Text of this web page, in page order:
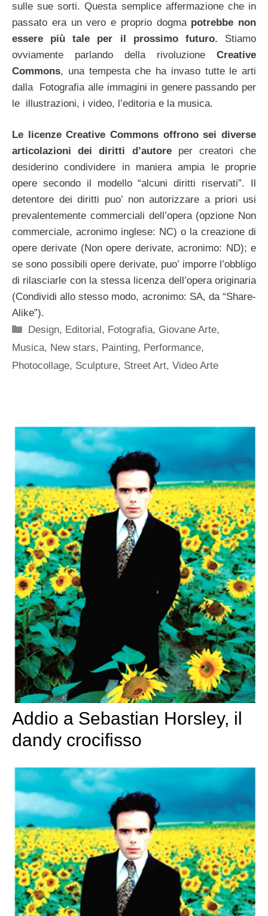
sulle sue sorti. Questa semplice affermazione che in
passato era un vero e proprio dogma potrebbe non
essere più tale per il prossimo futuro. Stiamo
ovviamente parlando della rivoluzione Creative
Commons, una tempesta che ha invaso tutte le arti
dalla Fotografia alle immagini in genere passando per
le illustrazioni, i video, l’editoria e la musica.
Le licenze Creative Commons offrono sei diverse
articolazioni dei diritti d’autoreper creatori che
desiderino condividere in maniera ampia le proprie
opere secondo il modello “alcuni diritti riservati”. Il
detentore dei diritti puo’ non autorizzare a priori usi
prevalentemente commerciali dell’opera (opzione Non
commerciale, acronimo inglese: NC) o la creazione di
opere derivate (Non opere derivate, acronimo: ND); e
se sono possibili opere derivate, puo’ imporre l’obbligo
di rilasciarle con la stessa licenza dell’opera originaria
(Condividi allo stesso modo, acronimo: SA, da “Share-
Alike”).
Categorie
Design, Editorial , Fotografia, Giovane Arte,
Musica, New stars, Painting, Performance,
Photocollage, Sculpture, Street Art, Video Arte
Addio a Sebastian Horsley, il
dandy crocifisso